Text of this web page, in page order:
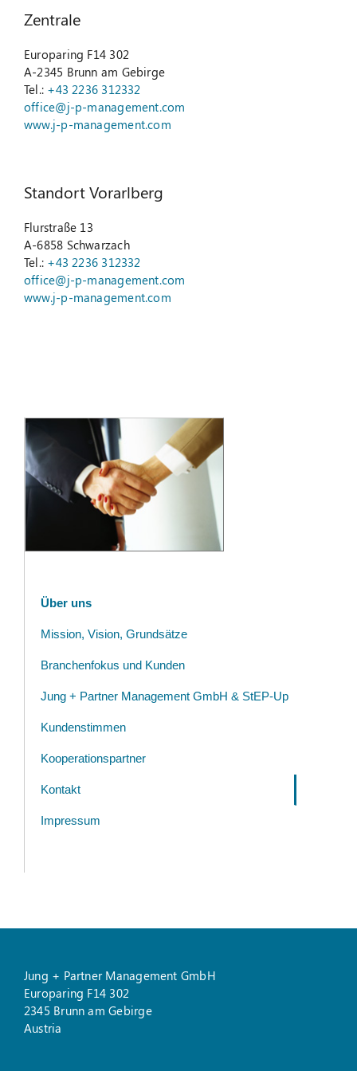
nach:
Zentrale
Europaring F14 302
A-2345 Brunn am Gebirge
Tel.: +43 2236 312332
office@j-p-management.com
www.j-p-management.com
Standort Vorarlberg
Flurstraße 13
A-6858 Schwarzach
Tel.: +43 2236 312332
office@j-p-management.com
www.j-p-management.com
Über uns
Mission, Vision, Grundsätze
Branchenfokus und Kunden
Jung + Partner Management GmbH & StEP-Up
Kundenstimmen
Kooperationspartner
Kontakt
Impressum
Jung + Partner Management GmbH
Europaring F14 302
2345 Brunn am Gebirge
Austria